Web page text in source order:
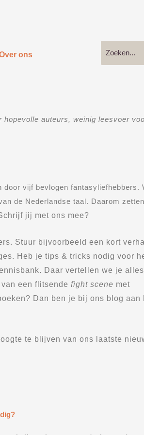
ons
auteurs, weinig leesvoer
door vijf bevlogen fantasyliefhebbers.
de Nederlandse taal. Daarom
jij met ons mee?
Stuur bijvoorbeeld een kort
Heb je tips & tricks nodig voor
Daar vertellen we je alles
een flitsende fight scene met
Dan ben je bij ons blog aan
te blijven van ons laatste